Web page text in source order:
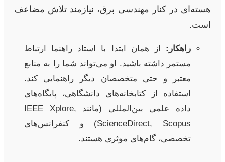
هسته‌ای در کنار مهندسی برق، نیازمند تلاش مضاعف
است.
راهکار: از همان ابتدا با استاد راهنما ارتباط
مستمر داشته باشید. او می‌تواند شما را به منابع
معتبر و حتی متخصصان دیگر راهنمایی کند.
استفاده از کتابخانه‌های دانشگاهی، پایگاه‌های
داده علمی بین‌المللی (مانند IEEE Xplore,
ScienceDirect, Scopus) و کنفرانس‌های
تخصصی، گام‌های موثری هستند.